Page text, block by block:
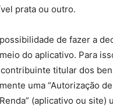
prata ou outro.
de fazer a
do aplicativo. Para
titular dos
uma “Autorização
(aplicativo ou site)